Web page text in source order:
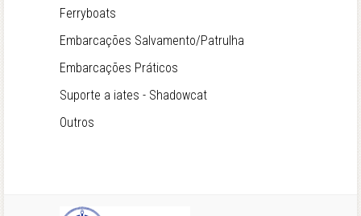
Ferryboats
Embarcações Salvamento/Patrulha
Embarcações Práticos
Suporte a iates - Shadowcat
Outros